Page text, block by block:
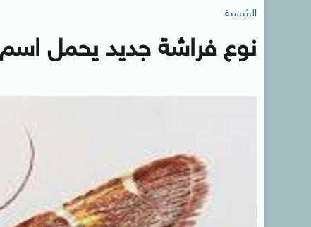
الرئيسية
نوع فراشة جديد يحمل اسم